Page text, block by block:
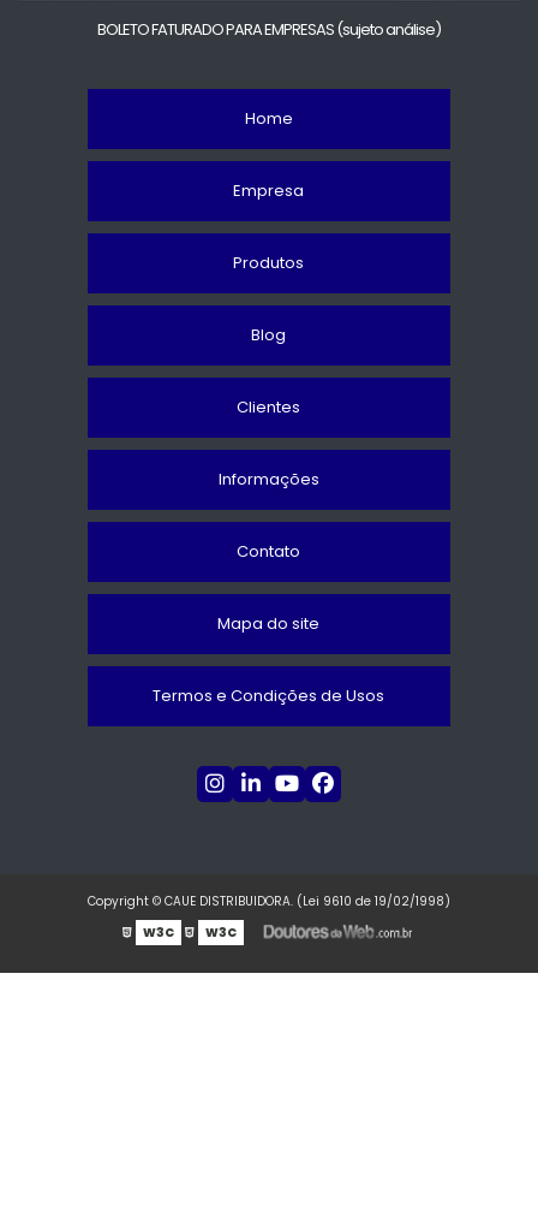
BOLETO FATURADO PARA EMPRESAS(sujeto análise)
Home
Empresa
Produtos
Blog
Clientes
Informações
Contato
Mapa do site
Termos e Condições de Usos
Copyright © CAUE DISTRIBUIDORA. (Lei 9610 de 19/02/1998)
W3C
W3C